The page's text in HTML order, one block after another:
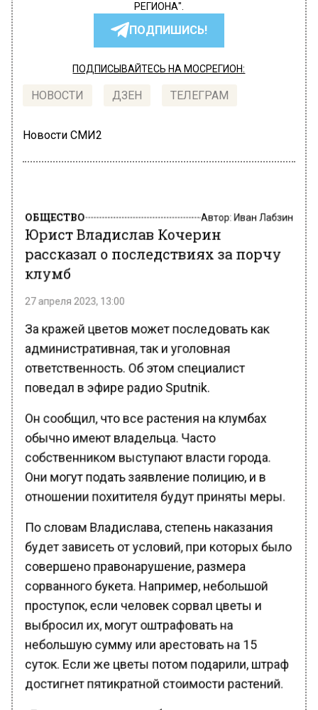
РЕГИОНА".
ПОДПИШИСЬ!
ПОДПИСЫВАЙТЕСЬ НА МОСРЕГИОН:
НОВОСТИ ДЗЕН ТЕЛЕГРАМ
Новости СМИ2
Юрист Владислав Кочерин
рассказал о последствиях за порчу
клумб
За кражей цветов может последовать как
административная, так и уголовная
ответственность. Об этом специалист
поведал в эфире радио Sputnik.
Он сообщил, что все растения на клумбах
обычно имеют владельца. Часто
собственником выступают власти города.
Они могут подать заявление полицию, и в
отношении похитителя будут приняты меры.
По словам Владислава, степень наказания
будет зависеть от условий, при которых было
совершено правонарушение, размера
сорванного букета. Например, небольшой
проступок, если человек сорвал цветы и
выбросил их, могут оштрафовать на
небольшую сумму или арестовать на 15
суток. Если же цветы потом подарили, штраф
достигнет пятикратной стоимости растений.